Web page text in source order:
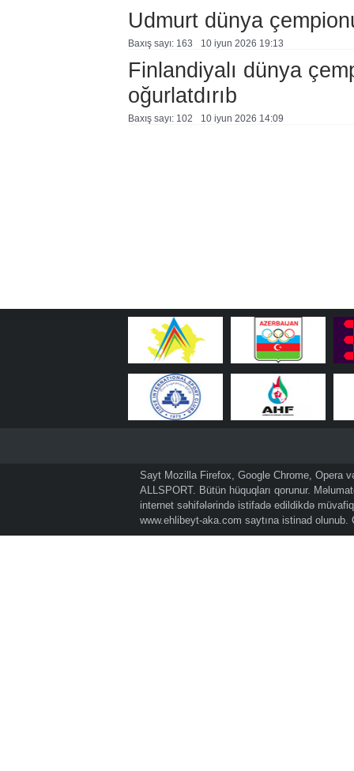
Udmurt dünya
Baxış sayı: 163 10 i̇yun 2026 19:13
Finlandiyalı dünya
oğurlatdırıb
Baxış sayı: 102 10 i̇yun 2026 14:09
Sayt Mozilla Firefox, Google Chrome, Opera
ALLSPORT. Bütün hüquqları qorunur.
internet səhifələrində istifadə edildikdə
www.ehlibeyt-aka.com saytına istinad olunub.